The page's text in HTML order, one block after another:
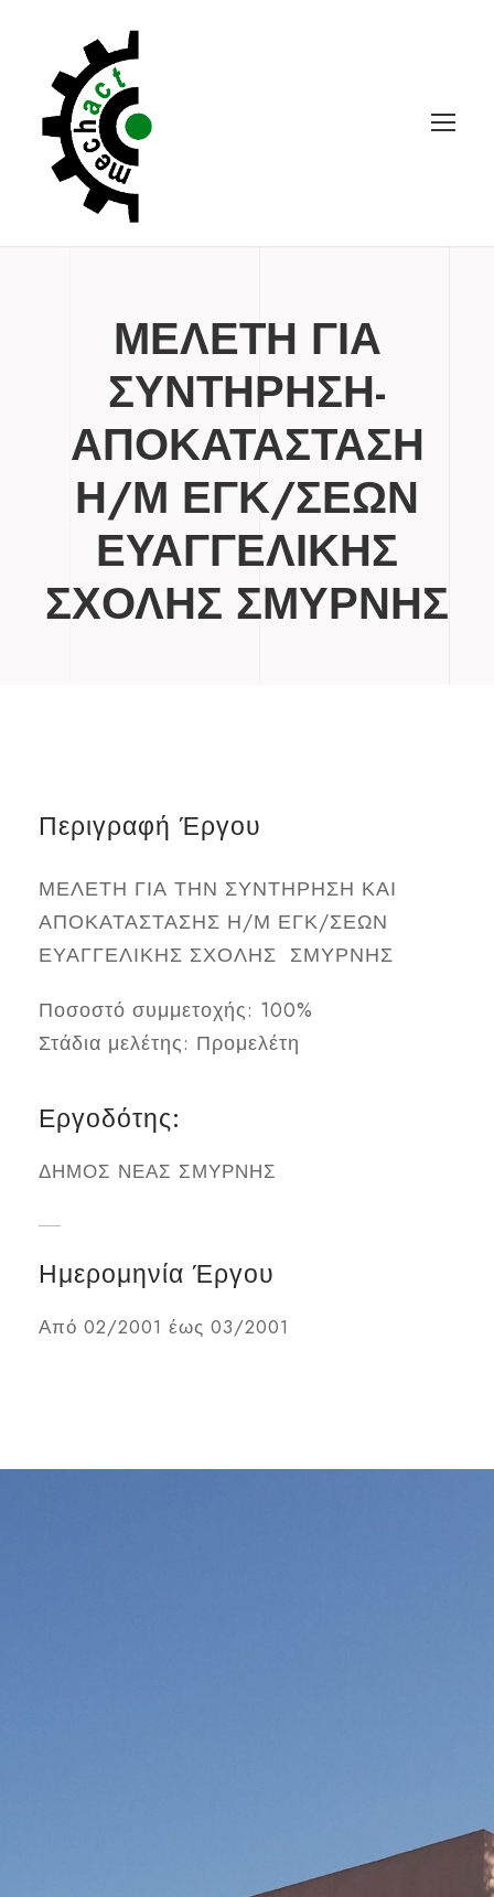
ΜΕΛΕΤΗ ΓΙΑ
ΣΥΝΤΗΡΗΣΗ-
ΑΠΟΚΑΤΑΣΤΑΣΗ
Η/Μ ΕΓΚ/ΣΕΩΝ
ΕΥΑΓΓΕΛΙΚΗΣ
ΣΧΟΛΗΣ ΣΜΥΡΝΗΣ
Περιγραφή Έργου
ΜΕΛΕΤΗ ΓΙΑ ΤΗΝ ΣΥΝΤΗΡΗΣΗ ΚΑΙ
ΑΠΟΚΑΤΑΣΤΑΣΗΣ Η/Μ ΕΓΚ/ΣΕΩΝ
ΕΥΑΓΓΕΛΙΚΗΣ ΣΧΟΛΗΣ ΣΜΥΡΝΗΣ
Ποσοστό συμμετοχής: 100%
Στάδια μελέτης: Προμελέτη
Εργοδότης:
ΔΗΜΟΣ ΝΕΑΣ ΣΜΥΡΝΗΣ
Ημερομηνία Έργου
Από 02/2001 έως 03/2001